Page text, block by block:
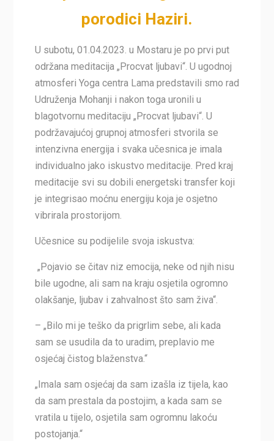
porodici Haziri.
U subotu, 01.04.2023. u Mostaru je po prvi put
održana meditacija „Procvat ljubavi“. U ugodnoj
atmosferi Yoga centra Lama predstavili smo rad
Udruženja Mohanji i nakon toga uronili u
blagotvornu meditaciju „Procvat ljubavi“. U
podržavajućoj grupnoj atmosferi stvorila se
intenzivna energija i svaka učesnica je imala
individualno jako iskustvo meditacije. Pred kraj
meditacije svi su dobili energetski transfer koji
je integrisao moćnu energiju koja je osjetno
vibrirala prostorijom.
Učesnice su podijelile svoja iskustva:
„Pojavio se čitav niz emocija, neke od njih nisu
bile ugodne, ali sam na kraju osjetila ogromno
olakšanje, ljubav i zahvalnost što sam živa“.
– „Bilo mi je teško da prigrlim sebe, ali kada
sam se usudila da to uradim, preplavio me
osjećaj čistog blaženstva.“
„Imala sam osjećaj da sam izašla iz tijela, kao
da sam prestala da postojim, a kada sam se
vratila u tijelo, osjetila sam ogromnu lakoću
postojanja.“